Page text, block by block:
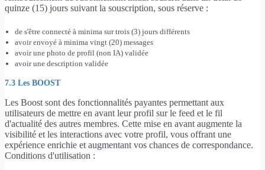
quinze (15) jours suivant la souscription, sous réserve :
de s'être connecté à minima sur trois (3) jours différents
avoir envoyé à minima vingt (20) messages
avoir une photo de profil (non IA) validée
avoir une description validée
7.3 Les BOOST
Les Boost sont des fonctionnalités payantes permettant aux
utilisateurs de mettre en avant leur profil sur le feed et le fil
d'actualité des autres membres. Cette mise en avant augmente la
visibilité et les interactions avec votre profil, vous offrant une
expérience enrichie et augmentant vos chances de correspondance.
Conditions d'utilisation :